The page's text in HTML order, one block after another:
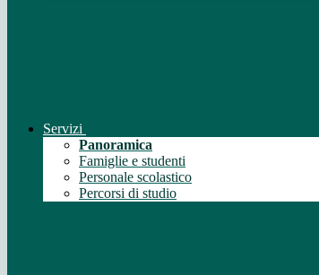
Servizi
Panoramica
Famiglie e studenti
Personale scolastico
Percorsi di studio